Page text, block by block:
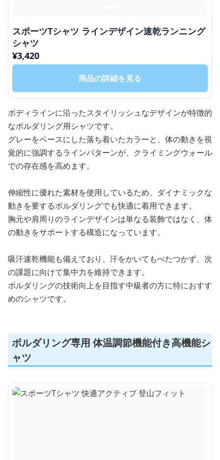
スポーツTシャツ ラインデザイン速乾ランニング
シャツ
¥3,420
商品の詳細を見る
ボディラインに沿ったスタイリッシュなデザインが特徴的
なボルダリング用シャツです。
グレーをベースにした落ち着いたカラーと、体の動きを視
覚的に強調するラインパターンが、クライミングウォール
での存在感を高めます。
伸縮性に優れた素材を使用しているため、ダイナミックな
動きを要するボルダリングでも快適に着用できます。
胸元や肩周りのラインデザインは単なる装飾ではなく、体
の動きをサポートする構造になっています。
吸汗速乾機能も備えており、汗をかいてもべたつかず、次
の課題に向けて集中力を維持できます。
ボルダリングの技術向上を目指す中級者の方に特におすす
めのシャツです。
ボルダリング専用 体温調節機能付き高機能シ
ャツ